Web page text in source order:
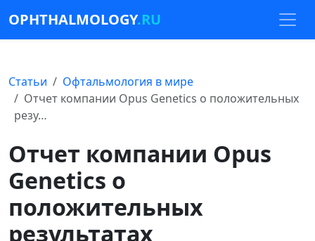
OPHTHALMOLOGY.RU
Статьи
Офтальмология в мире
Отчет компании Opus Genetics о положительных
резу…
Отчет компании Opus
Genetics о
положительных
результатах